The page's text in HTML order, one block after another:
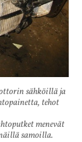
sähköillä ja
tehot
menevät
samoilla.